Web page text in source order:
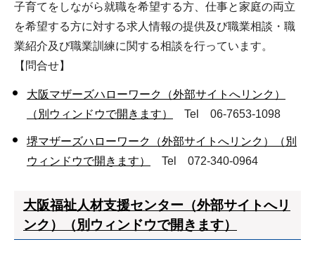
子育てをしながら就職を希望する方、仕事と家庭の両立
を希望する方に対する求人情報の提供及び職業相談・職
業紹介及び職業訓練に関する相談を行っています。
【問合せ】
大阪マザーズハローワーク（外部サイトへリンク）
（別ウィンドウで開きます）
Tel 06-7653-1098
堺マザーズハローワーク（外部サイトへリンク）（別
ウィンドウで開きます）
Tel 072-340-0964
大阪福祉人材支援センター（外部サイトへリ
ンク）（別ウィンドウで開きます）